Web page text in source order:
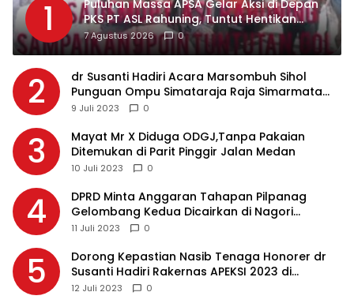
1
Puluhan Massa APSA Gelar Aksi di Depan
PKS PT ASL Rahuning, Tuntut Hentikan
Pembuangan Limbah ke Sungai Asahan
7 Agustus 2026 0
2
dr Susanti Hadiri Acara Marsombuh Sihol
Punguan Ompu Simataraja Raja Simarmata
Dohot Boruna Kota Siantar
9 Juli 2023 0
3
Mayat Mr X Diduga ODGJ,Tanpa Pakaian
Ditemukan di Parit Pinggir Jalan Medan
10 Juli 2023 0
4
DPRD Minta Anggaran Tahapan Pilpanag
Gelombang Kedua Dicairkan di Nagori
Masing-masing, Ini Alasannya…
11 Juli 2023 0
5
Dorong Kepastian Nasib Tenaga Honorer dr
Susanti Hadiri Rakernas APEKSI 2023 di
Makassar
12 Juli 2023 0